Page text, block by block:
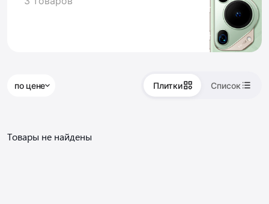
по цене Плитки Список
Товары не найдены